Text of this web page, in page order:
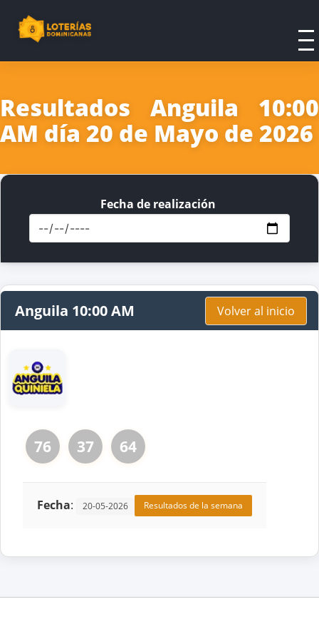
Resultados Anguila 10:00
AM día 20 de Mayo de 2026
Fecha de realización
Anguila 10:00 AM Volver al inicio
76 37 64
Fecha: 20-05-2026 Resultados de la semana